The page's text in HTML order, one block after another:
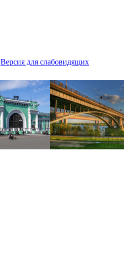
Версия для слабовидящих